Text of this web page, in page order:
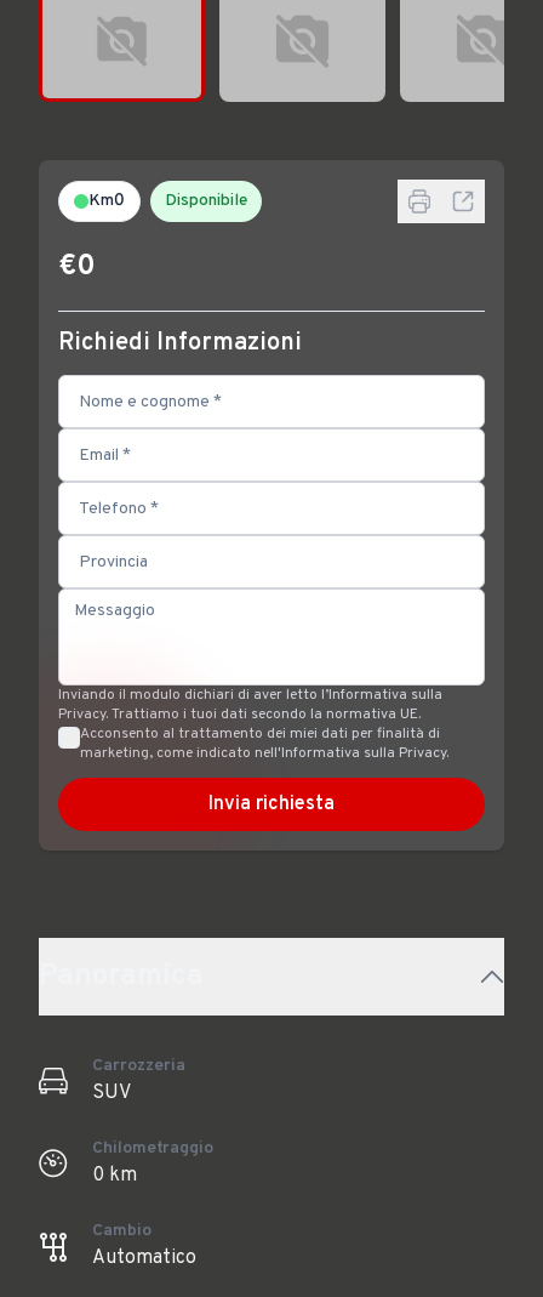
Km0 Disponibile
€0
Richiedi Informazioni
Inviando il modulo dichiari di aver letto l’Informativa sulla
Privacy. Trattiamo i tuoi dati secondo la normativa UE.
Acconsento al trattamento dei miei dati per finalità di
marketing, come indicato nell'Informativa sulla Privacy.
Invia richiesta
Carrozzeria
SUV
Chilometraggio
0 km
Cambio
Automatico